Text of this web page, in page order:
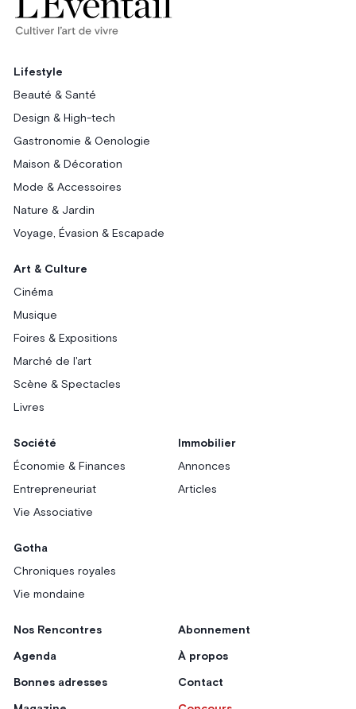
Lifestyle
Beauté & Santé
Design & High-tech
Gastronomie & Oenologie
Maison & Décoration
Mode & Accessoires
Nature & Jardin
Voyage, Évasion & Escapade
Art & Culture
Cinéma
Musique
Foires & Expositions
Marché de l'art
Scène & Spectacles
Livres
Société
Économie & Finances
Entrepreneuriat
Vie Associative
Immobilier
Annonces
Articles
Gotha
Chroniques royales
Vie mondaine
Nos Rencontres
Agenda
Bonnes adresses
Abonnement
À propos
Contact